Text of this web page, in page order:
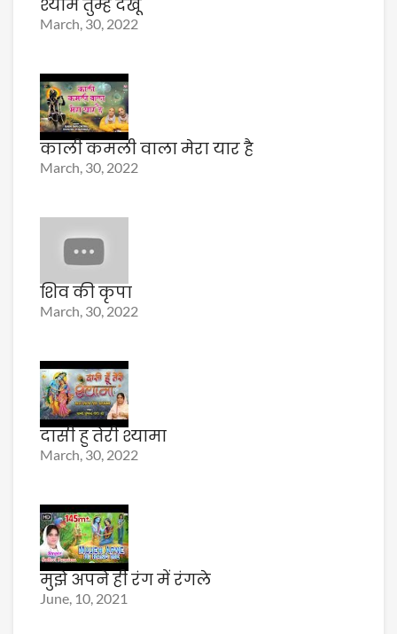
श्याम तुम्हे देखूं
March, 30, 2022
काली कमली वाला मेरा यार है
March, 30, 2022
शिव की कृपा
March, 30, 2022
दासी हु तेरी श्यामा
March, 30, 2022
मुझे अपने ही रंग में रंगले
June, 10, 2021